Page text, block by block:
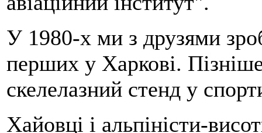
У 1980-х ми з друзями
перших у Харкові.
скелелазний стенд у
Хайовці і альпіністи-